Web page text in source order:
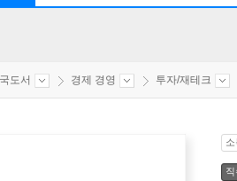
도서 경제 경영 투자/재테크